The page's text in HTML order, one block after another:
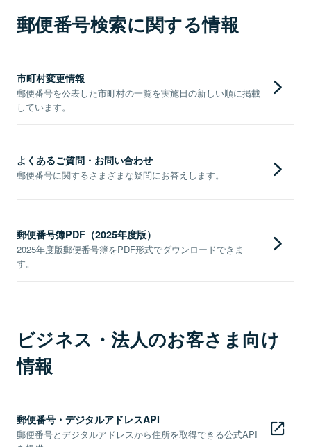
郵便番号検索に関する情報
市町村変更情報
郵便番号を公表した市町村の一覧を実施日の新しい順に掲載
しています。
よくあるご質問・お問い合わせ
郵便番号に関するさまざまな疑問にお答えします。
郵便番号簿PDF（2025年度版）
2025年度版郵便番号簿をPDF形式でダウンロードできま
す。
ビジネス・法人のお客さま向け
情報
郵便番号・デジタルアドレスAPI
郵便番号とデジタルアドレスから住所を取得できる公式API